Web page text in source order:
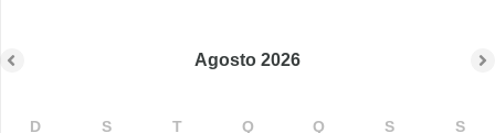
Agosto 2026
D S T Q Q S S